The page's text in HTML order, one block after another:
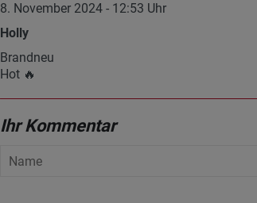
8. November 2024 - 12:53 Uhr
Holly
Brandneu
Hot 🔥
Ihr Kommentar